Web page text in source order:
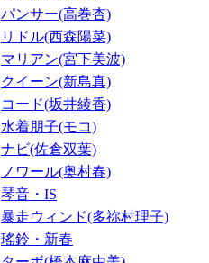
パンサー(高巻杏)
リドル(西森陽菜)
マリアン(宮下美波)
クイーン(新島真)
コード(坂井綾香)
水着朋子(モコ)
ナビ(佐倉双葉)
ノワール(奥村春)
琴音・IS
暴走ウィンド(多祢村理子)
瑤鈴・新春